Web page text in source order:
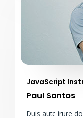
JavaScript
Paul Santos
Duis aute irure